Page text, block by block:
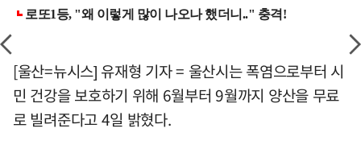
[울산=뉴시스] 유재형 기자 = 울산시는 폭염으로부터 시
민 건강을 보호하기 위해 6월부터 9월까지 양산을 무료
로 빌려준다고 4일 밝혔다.